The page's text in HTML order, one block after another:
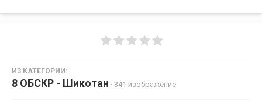
ИЗ КАТЕГОРИИ:
8 ОБСКР - Шикотан · 341 изображение